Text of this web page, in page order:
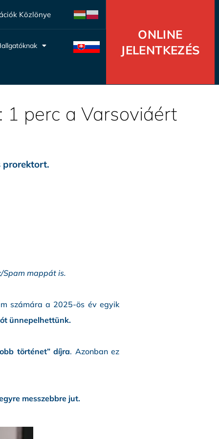
Közlönye
ONLINE
JELENTKEZÉS
1 perc a Varsoviáért
prorektort.
Spam mappát is.
számára a 2025-ös év egyik
ünnepelhettünk.
történet” díjra. Azonban ez
messzebbre jut.